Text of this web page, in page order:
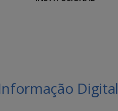
Digital